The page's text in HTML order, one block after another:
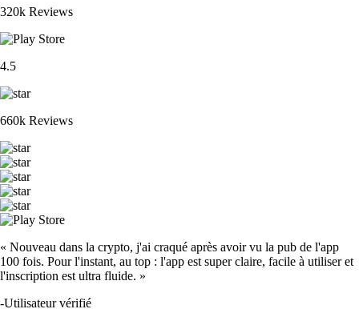
320k Reviews
4.5
660k Reviews
« Nouveau dans la crypto, j'ai craqué après avoir vu la pub de l'app
100 fois. Pour l'instant, au top : l'app est super claire, facile à utiliser et
l'inscription est ultra fluide. »
-Utilisateur vérifié